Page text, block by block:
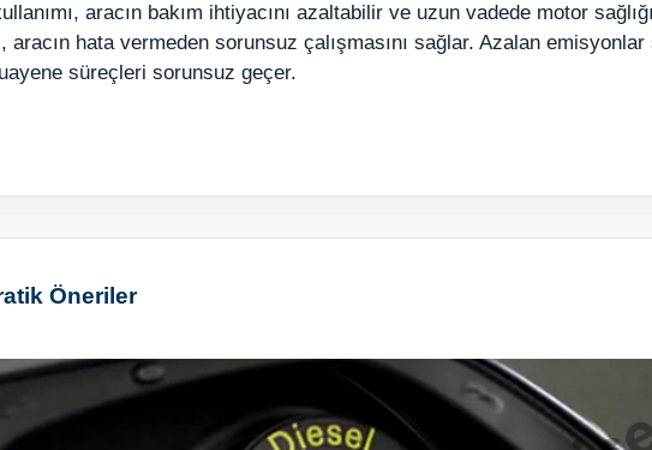
aracın bakım ihtiyacını azaltabilir ve uzun vadede motor
hata vermeden sorunsuz çalışmasını sağlar. Azalan
süreçleri sorunsuz geçer.
Öneriler